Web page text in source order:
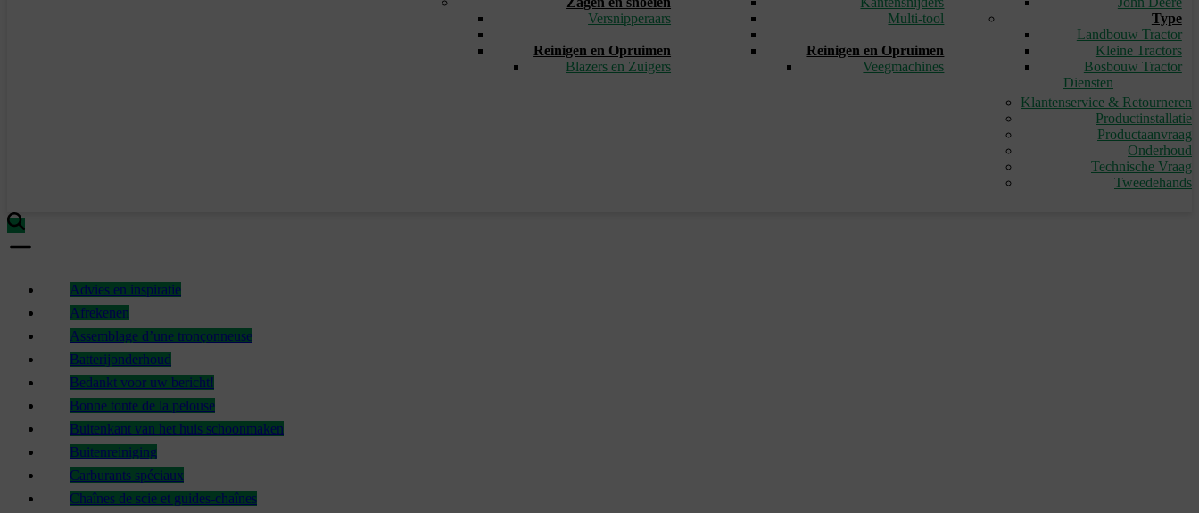
Versnipperaars
Reinigen en Opruimen
Blazers en Zuigers
Multi-tool
Reinigen en Opruimen
Veegmachines
Type
Landbouw Tractor
Kleine Tractors
Bosbouw Tractor
Diensten
Klantenservice & Retourneren
Productinstallatie
Productaanvraag
Onderhoud
Technische Vraag
Tweedehands
Advies en inspiratie
Afrekenen
Assemblage d’une tronçonneuse
Batterijonderhoud
Bedankt voor uw bericht!
Bonne tonte de la pelouse
Buitenkant van het huis schoonmaken
Buitenreiniging
Carburants spéciaux
Chaînes de scie et guides-chaînes